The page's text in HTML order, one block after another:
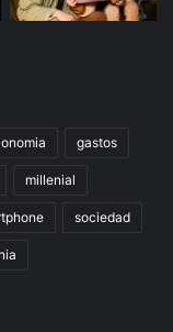
gastos
millenial
sociedad